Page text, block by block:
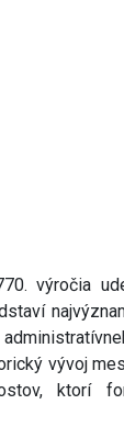
výročia
vývoj
ktorí